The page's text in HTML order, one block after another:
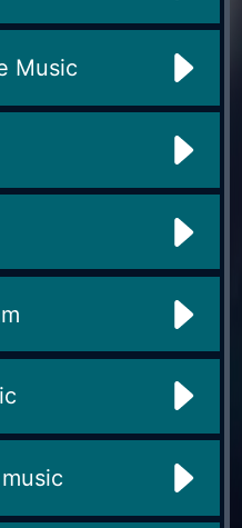
Music